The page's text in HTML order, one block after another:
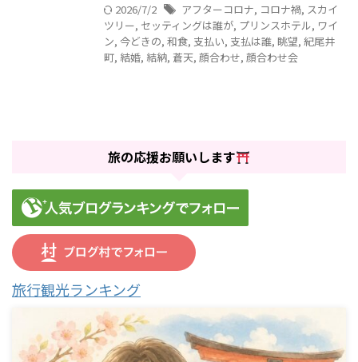
2026/7/2 アフターコロナ, コロナ禍, スカイ
ツリー, セッティングは誰が, プリンスホテル, ワイ
ン, 今どきの, 和食, 支払い, 支払は誰, 眺望, 紀尾井
町, 結婚, 結納, 蒼天, 顔合わせ, 顔合わせ会
旅の応援お願いします
旅行観光ランキング